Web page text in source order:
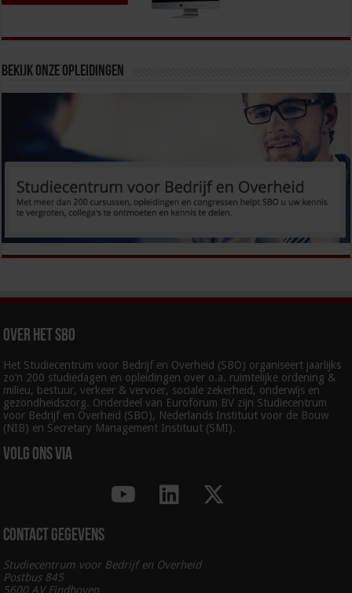
Bekijk onze opleidingen
Over het SBO
Het Studiecentrum voor Bedrijf en Overheid (SBO) organiseert jaarlijks
zo’n 200 studiedagen en opleidingen over o.a. ruimtelijke ordening &
milieu, bestuur, verkeer & vervoer, sociale zekerheid, onderwijs en
gezondheidszorg. Onderdeel van Euroforum BV zijn Studiecentrum
voor Bedrijf en Overheid (SBO), Nederlands Instituut voor de Bouw
(NIB) en Secretary Management Instituut (SMI).
Volg ons via
Contact gegevens
Studiecentrum voor Bedrijf en Overheid
Postbus 845
5600 AV Eindhoven